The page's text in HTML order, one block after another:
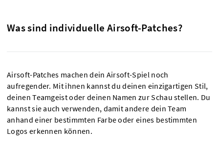
Was sind individuelle Airsoft-Patches?
Airsoft-Patches machen dein Airsoft-Spiel noch
aufregender. Mit ihnen kannst du deinen einzigartigen Stil,
deinen Teamgeist oder deinen Namen zur Schau stellen. Du
kannst sie auch verwenden, damit andere dein Team
anhand einer bestimmten Farbe oder eines bestimmten
Logos erkennen können.